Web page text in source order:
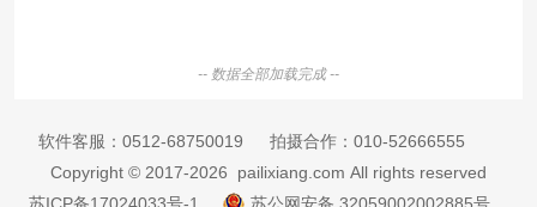
-- 数据全部加载完成 --
软件客服： 0512-68750019 拍摄合作： 010-52666555
Copyright © 2017-2026 pailixiang.com All rights reserved
苏ICP备17024033号-1
苏公网安备 32059002002885号